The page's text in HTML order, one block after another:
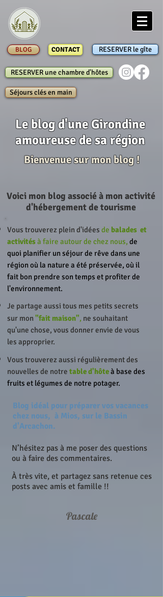
BLOG CONTACT RESERVER le gîte
RESERVER une chambre d'hôtes
Séjours clés en main
Le blog d'une Girondine
amoureuse de sa région
Bienvenue sur mon blog !
Voici mon blog associé à mon activité
d'hébergement de tourisme
Vous trouverez plein d'idées de balades et
activitésà faire autour de chez nous, de
quoi planifier un séjour de rêve dans une
région où la nature a été préservée, où il
fait bon prendre son temps et profiter de
l'environnement.
Je partage aussi tous mes petits secrets
sur mon"fait maison", ne souhaitant
qu'une chose, vous donner envie de vous
les approprier.
Vous trouverez aussi régulièrement des
nouvelles de notre table d'hôteà base des
fruits et légumes de notre potager.
Blog idéal pour préparer vos vacances
chez nous, à Mios, sur le Bassin
d'Arcachon.
N’hésitez pas à me poser des questions
ou à faire des commentaires.
À très vite, et partagez sans retenue ces
posts avec amis et famille !!
Pascale